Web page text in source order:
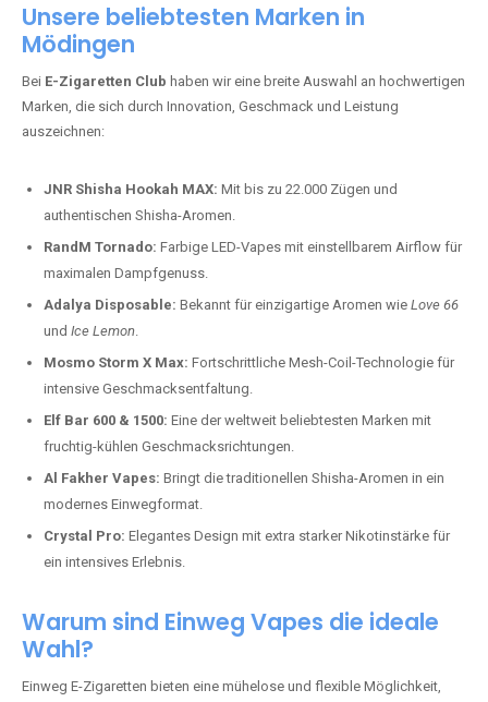
Unsere beliebtesten Marken in
Mödingen
Bei E-Zigaretten Club haben wir eine breite Auswahl an hochwertigen
Marken, die sich durch Innovation, Geschmack und Leistung
auszeichnen:
JNR Shisha Hookah MAX: Mit bis zu 22.000 Zügen und
authentischen Shisha-Aromen.
RandM Tornado: Farbige LED-Vapes mit einstellbarem Airflow für
maximalen Dampfgenuss.
Adalya Disposable: Bekannt für einzigartige Aromen wie Love 66
und Ice Lemon.
Mosmo Storm X Max: Fortschrittliche Mesh-Coil-Technologie für
intensive Geschmacksentfaltung.
Elf Bar 600 & 1500: Eine der weltweit beliebtesten Marken mit
fruchtig-kühlen Geschmacksrichtungen.
Al Fakher Vapes: Bringt die traditionellen Shisha-Aromen in ein
modernes Einwegformat.
Crystal Pro: Elegantes Design mit extra starker Nikotinstärke für
ein intensives Erlebnis.
Warum sind Einweg Vapes die ideale
Wahl?
Einweg E-Zigaretten bieten eine mühelose und flexible Möglichkeit,